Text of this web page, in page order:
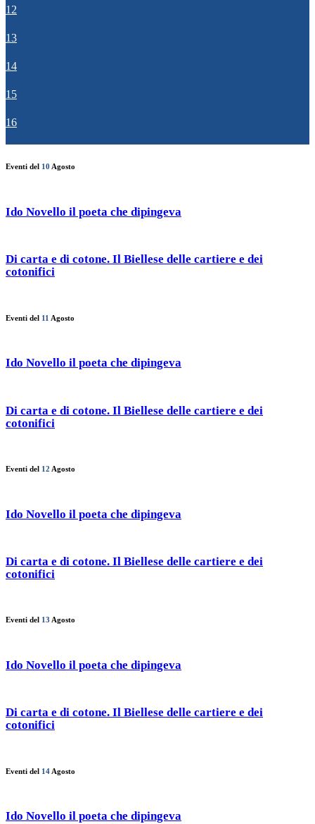
12
13
14
15
16
Eventi del 10 Agosto
Ido Novello il poeta che dipingeva
Di carta e di cotone. Il Biellese delle cartiere e dei
cotonifici
Eventi del 11 Agosto
Ido Novello il poeta che dipingeva
Di carta e di cotone. Il Biellese delle cartiere e dei
cotonifici
Eventi del 12 Agosto
Ido Novello il poeta che dipingeva
Di carta e di cotone. Il Biellese delle cartiere e dei
cotonifici
Eventi del 13 Agosto
Ido Novello il poeta che dipingeva
Di carta e di cotone. Il Biellese delle cartiere e dei
cotonifici
Eventi del 14 Agosto
Ido Novello il poeta che dipingeva